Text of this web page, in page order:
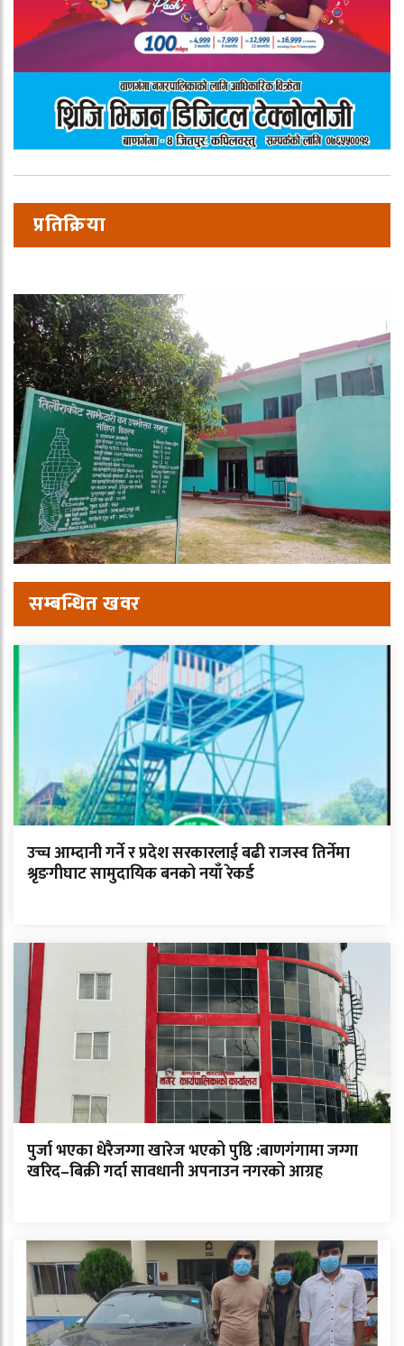
प्रतिक्रिया
सम्बन्धित खवर
उच्च आम्दानी गर्ने र प्रदेश सरकारलाई बढी राजस्व तिर्नेमा
श्रृङगीघाट सामुदायिक बनको नयाँ रेकर्ड
पुर्जा भएका धेरैजग्गा खारेज भएको पुष्ठि :बाणगंगामा जग्गा
खरिद–बिक्री गर्दा सावधानी अपनाउन नगरको आग्रह